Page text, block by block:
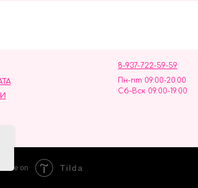
8-937-722-59-59
Пн-пт 09:00-20:00
Сб-Вск 09:00-19:00
Made on Tilda